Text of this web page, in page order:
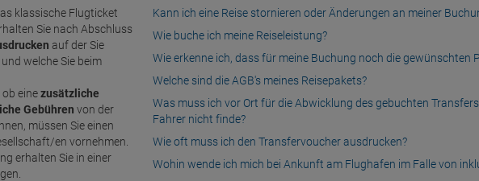
klassische Flugticket
Sie nach Abschluss
auf der Sie
welche Sie beim
einezusätzliche
Gebühren von der
en vornehmen.
erhalten Sie in einer
Kann ich eine Reise stornieren oder Änderungen an meiner
Wie buche ich meine Reiseleistung?
Wie erkenne ich, dass für meine Buchung noch die gewünschten
Welche sind die AGB's meines Reisepakets?
Was muss ich vor Ort für die Abwicklung des gebuchten
Fahrer nicht finde?
Wie oft muss ich den Transfervoucher ausdrucken?
Wohin wende ich mich bei Ankunft am Flughafen im Falle von